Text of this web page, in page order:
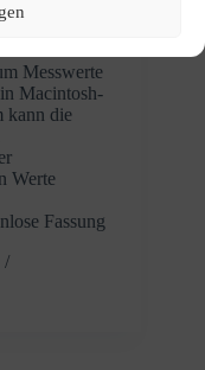
Messwerte
Macintosh-
kann die
Werte
Fassung